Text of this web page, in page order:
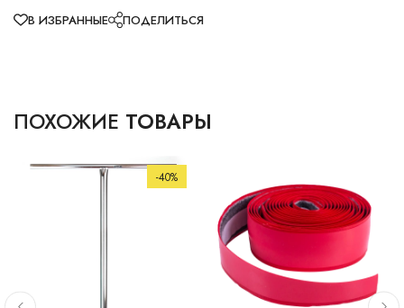
В ИЗБРАННЫЕ ПОДЕЛИТЬСЯ
ПОХОЖИЕ ТОВАРЫ
-40%